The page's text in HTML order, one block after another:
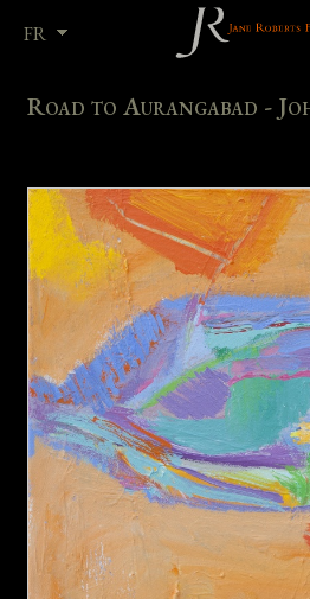
FR
Road to Aurangabad -